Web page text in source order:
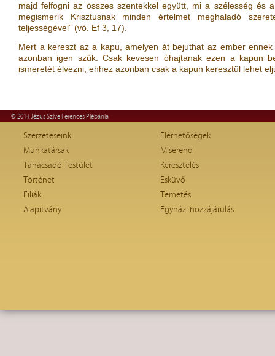
majd felfogni az összes szentekkel együtt, mi a szélesség és
megismerik Krisztusnak minden értelmet meghaladó
teljességével” (vö. Ef 3, 17)
Mert a kereszt az a kapu, amelyen át bejuthat az ember
azonban igen szűk. Csak kevesen óhajtanak ezen a kapun
ismeretét élvezni, ehhez azonban csak a kapun keresztül lehet
© 2014 Jézus Szíve Ferences Plébánia
Szerzeteseink
Munkatársak
Tanácsadó Testület
Történet
Fíliák
Alapítvány
Elérhetőségek
Miserend
Keresztelés
Esküvő
Temetés
Egyházi hozzájárulás